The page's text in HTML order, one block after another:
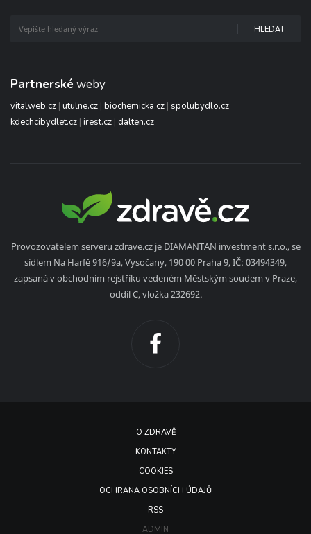
HLEDAT
Partnerské weby
vitalweb.cz utulne.cz biochemicka.cz spolubydlo.cz
kdechcibydlet.cz irest.cz dalten.cz
Provozovatelem serveru zdrave.cz je DIAMANTAN investment s.r.o., se
sídlem Na Harfě 916/9a, Vysočany, 190 00 Praha 9, IČ: 03494349,
zapsaná v obchodním rejstříku vedeném Městským soudem v Praze,
oddíl C, vložka 232692.
O ZDRAVĚ
KONTAKTY
COOKIES
OCHRANA OSOBNÍCH ÚDAJŮ
RSS
ADMIN